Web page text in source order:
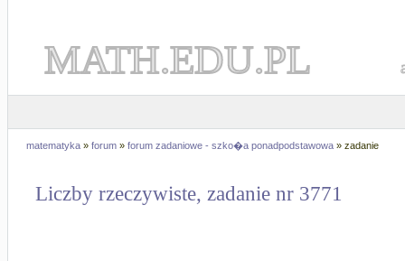
MATH.EDU.PL
matematyka » forum » forum zadaniowe - szko�a ponadpodstawowa » zadanie
Liczby rzeczywiste, zadanie nr 3771